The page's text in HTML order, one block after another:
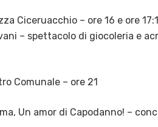
Ciceruacchio – ore 16 e ore
– spettacolo di giocoleria e
Comunale – ore 21
Un amor di Capodanno! –